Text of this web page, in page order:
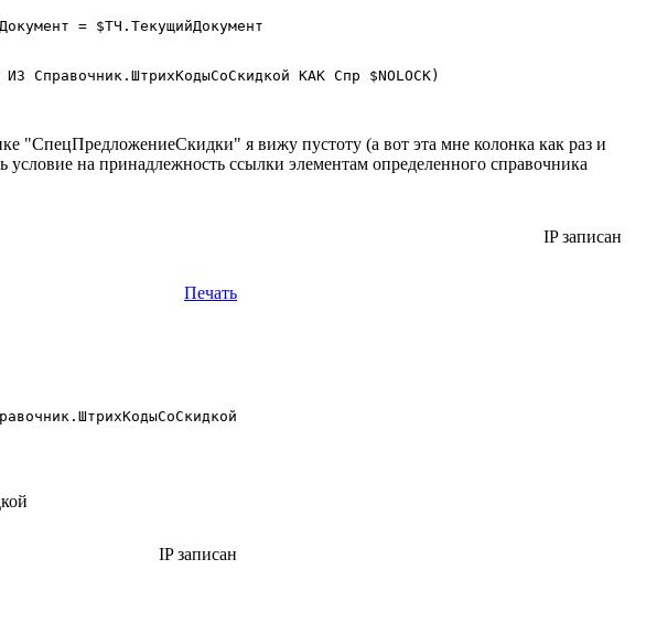
Справочник.ШтрихКодыСоСкидкой КАК Спр $NOLOCK)
"СпецПредложениеСкидки" я вижу пустоту (а вот эта мне колонка как раз и
на принадлежность ссылки элементам определенного справочника
IP записан
Печать
IP записан